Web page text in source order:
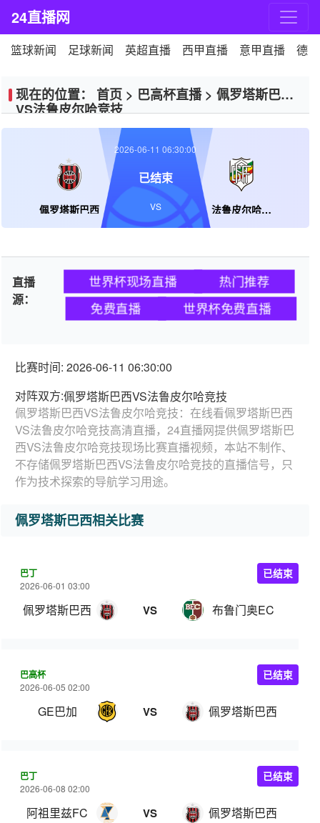
24直播网
篮球新闻 足球新闻 英超直播 西甲直播 意甲直播 德
现在的位置： 首页 > 巴高杯直播> 佩罗塔斯巴西
VS法鲁皮尔哈竞技
佩罗塔斯巴西 法鲁皮尔哈竞技
2026-06-11 06:30:00
已结束
VS
直播
源：
世界杯现场直播
热门推荐
免费直播
世界杯免费直播
比赛时间: 2026-06-11 06:30:00
对阵双方:佩罗塔斯巴西VS法鲁皮尔哈竞技
佩罗塔斯巴西VS法鲁皮尔哈竞技：在线看佩罗塔斯巴西
VS法鲁皮尔哈竞技高清直播，24直播网提供佩罗塔斯巴
西VS法鲁皮尔哈竞技现场比赛直播视频，本站不制作、
不存储佩罗塔斯巴西VS法鲁皮尔哈竞技的直播信号，只
作为技术探索的导航学习用途。
佩罗塔斯巴西相关比赛
巴丁
2026-06-01 03:00
佩罗塔斯巴西 VS 布鲁门奥EC
已结束
巴高杯
2026-06-05 02:00
GE巴加 VS 佩罗塔斯巴西
已结束
巴丁
2026-06-08 02:00
阿祖里兹FC VS 佩罗塔斯巴西
已结束